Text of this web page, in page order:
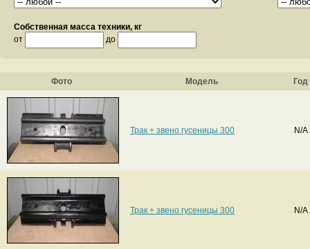
Собственная масса техники, кг
от
до
Фото Модель Год
Трак + звено гусеницы 300 N/A
Трак + звено гусеницы 300 N/A